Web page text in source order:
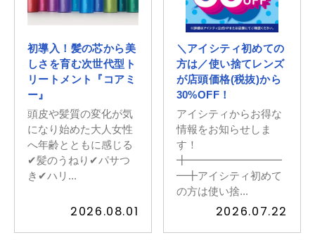
会社情報 個人情報保護方針
初導入！髪の芯から美
しさを育む次世代型ト
リートメント『コアミ
ー』
頭皮や髪質の変化が気
になり始めた大人女性
へ年齢とともに感じる
✔︎髪のうねり✔︎パサつ
き✔︎ハリ...
2026.08.01
＼アイシティ初めての
方は／使い捨てレンズ
が店頭価格(税抜)から
30%OFF！
アイシティからお得な
情報をお知らせしま
す！
╋━━━━━━━━━
━╋アイシティ初めて
の方は使い捨...
2026.07.22